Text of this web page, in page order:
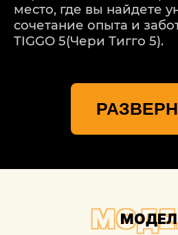
место, где вы найдете
сочетание опыта и
TIGGO 5(Чери Тигго 5).
TIGGO 5(Чери Тигго 5) –
каждое повреждение
передовые технологии
учитывая даже